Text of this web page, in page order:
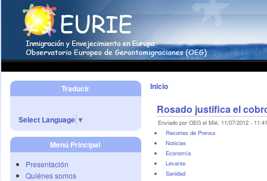
Traducir
Select Language ▼
Menú Principal
Presentación
Quiénes somos
Inicio
Rosado justifica el
Enviado por OEG el Mié, 11/07/2012 -
Recortes de Prensa
Noticias
Economí­a
Levante
Sanidad